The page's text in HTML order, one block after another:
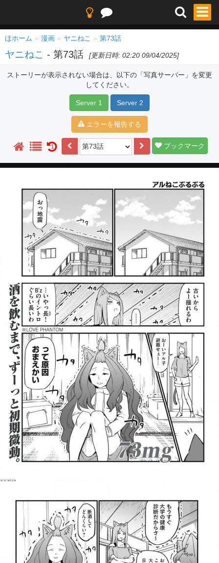
ほホーム 漫画 ヤニねこ 第73話
ヤニねこ - 第73話 [更新日時: 02:20 09/04/2025]
ストーリーが表示されない場合は、以下の「写真サーバー」を変更
してください。
Server 1 Server 2
エラーを報告する
1 ブックマーク